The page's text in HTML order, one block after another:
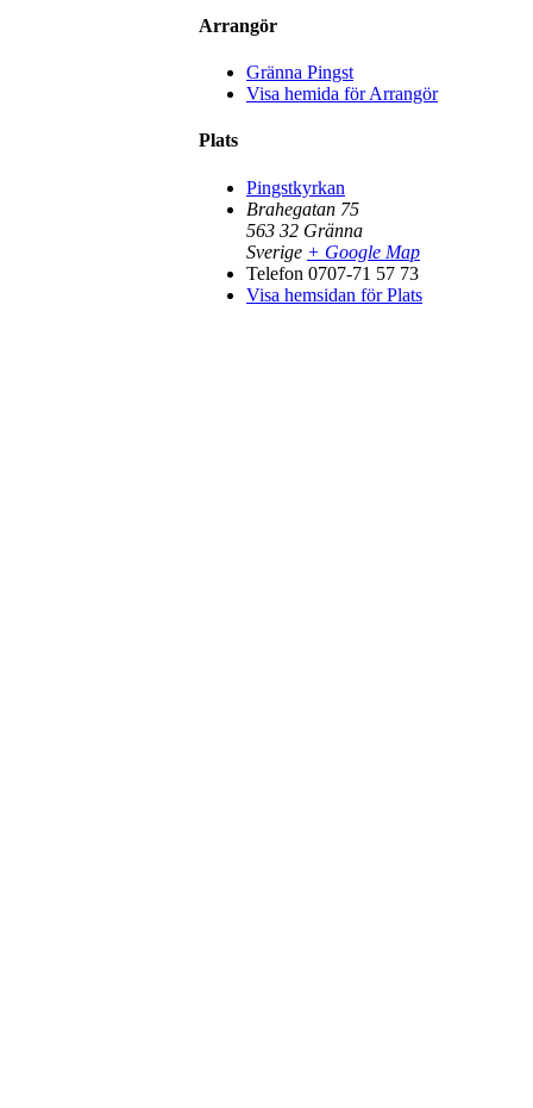
Arrangör
Gränna Pingst
Visa hemida för Arrangör
Plats
Pingstkyrkan
Brahegatan 75
563 32 Gränna
Sverige + Google Map
Telefon 0707-71 57 73
Visa hemsidan för Plats